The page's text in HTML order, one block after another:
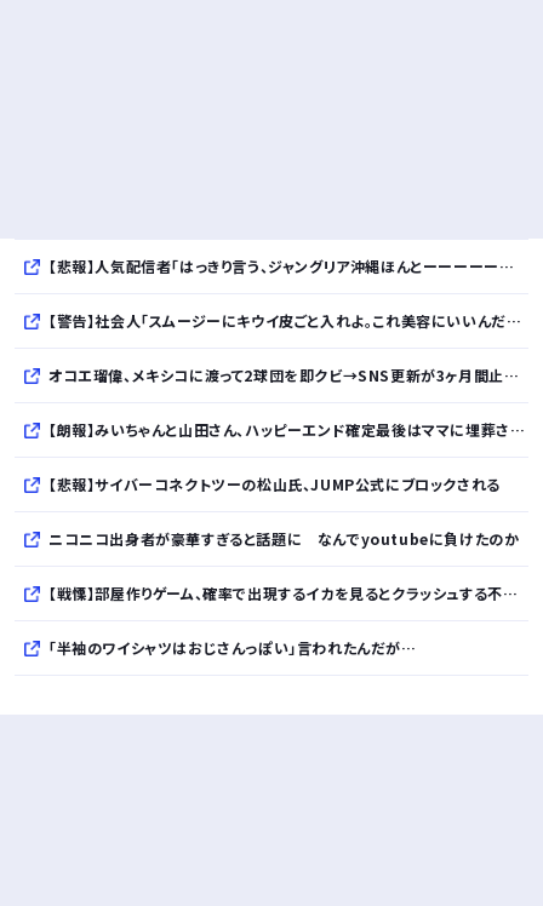
【悲報】人気配信者「はっきり言う、ジャングリア沖縄ほんとーーーーーーーーにおもんない！！！！」→炎上
【警告】社会人「スムージーにキウイ皮ごと入れよ。これ美容にいいんだよね〜」→ 結果…
オコエ瑠偉、メキシコに渡って2球団を即クビ→SNS更新が3ヶ月間止まって消息不明に
【朗報】みいちゃんと山田さん、ハッピーエンド確定最後はママに埋葬される・・・・・・・・・
【悲報】サイバーコネクトツーの松山氏、JUMP公式にブロックされる
ニコニコ出身者が豪華すぎると話題に なんでyoutubeに負けたのか
【戦慄】部屋作りゲーム、確率で出現するイカを見るとクラッシュする不具合が発生ｗｗｗｗｗｗｗｗｗｗ
「半袖のワイシャツはおじさんっぽい」言われたんだが…